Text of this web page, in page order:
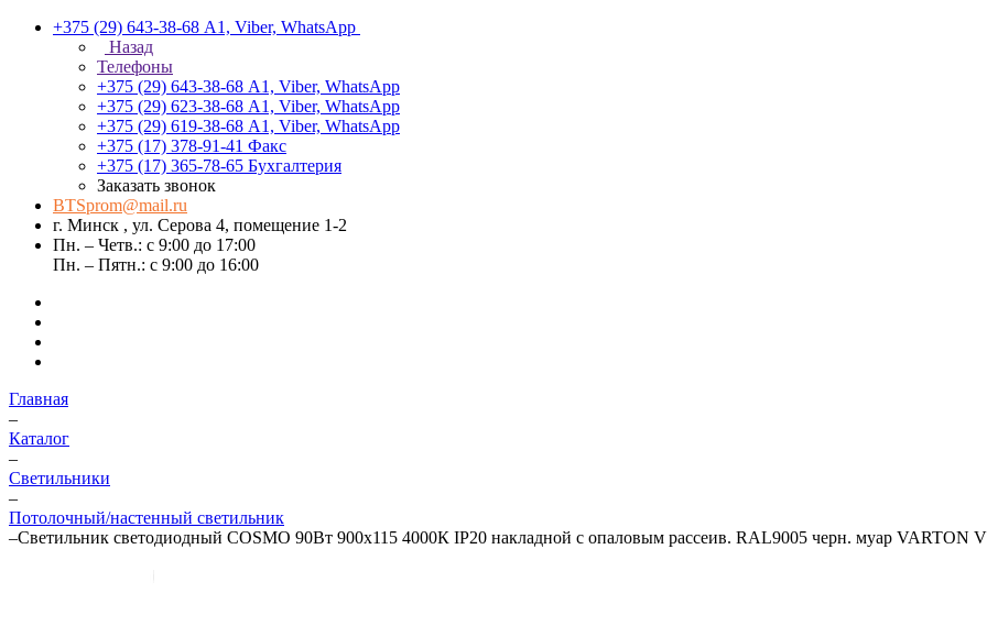
+375 (29) 643-38-68 А1, Viber, WhatsApp
Назад
Телефоны
+375 (29) 643-38-68 А1, Viber, WhatsApp
+375 (29) 623-38-68 А1, Viber, WhatsApp
+375 (29) 619-38-68 А1, Viber, WhatsApp
+375 (17) 378-91-41 Факс
+375 (17) 365-78-65 Бухгалтерия
Заказать звонок
BTSprom@mail.ru
г. Минск , ул. Серова 4, помещение 1-2
Пн. – Четв.: с 9:00 до 17:00
Пн. – Пятн.: с 9:00 до 16:00
Главная
–
Каталог
–
Светильники
–
Потолочный/настенный светильник
–Светильник светодиодный COSMO 90Вт 900х115 4000К IP20 накладной с опаловым рассеив. RAL9005 черн. муар VARTON